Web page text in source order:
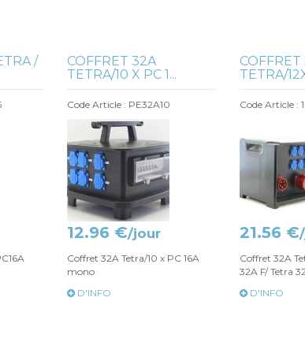
/
COFFRET 32A
TETRA/10 X PC 1...
Code Article : PE32A10
12.96 €/jour
Coffret 32A Tetra/10 x PC 16A
mono
D'INFO
COFFRET
TETRA/
Code Article :
21.56 €
Coffret 32A
32A F/ Tetra
D'INFO